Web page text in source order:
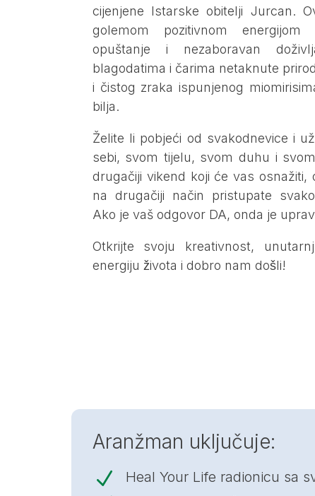
cijenjene Istarske obitelji Jurcan.
golemom pozitivnom
opuštanje i nezaboravan
blagodatima i čarima netaknute
i čistog zraka ispunjenog
bilja.
Želite li pobjeći od svakodnevice i
sebi, svom tijelu, svom duhu i
drugačiji vikend koji će vas osnažiti,
na drugačiji način pristupate
Ako je vaš odgovor DA, onda je
Otkrijte svoju kreativnost,
energiju života i dobro nam došli!
Aranžman uključuje:
N Heal Your Life radionicu sa